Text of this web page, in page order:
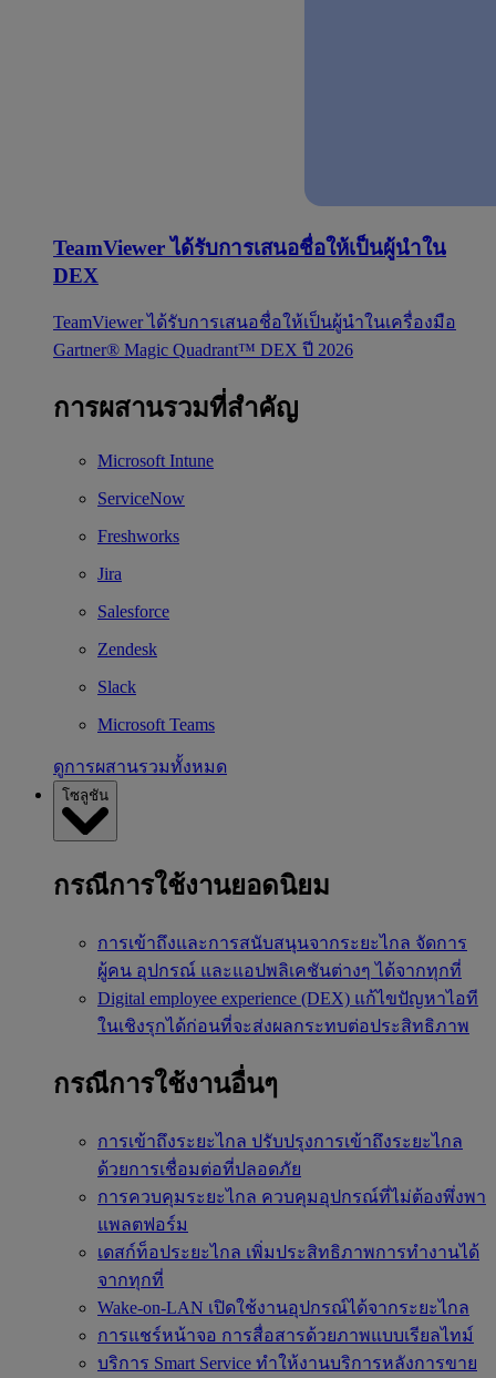
TeamViewer ได้รับการเสนอชื่อให้เป็นผู้นำใน
DEX
TeamViewer ได้รับการเสนอชื่อให้เป็นผู้นำในเครื่องมือ
Gartner® Magic Quadrant™ DEX ปี 2026
การผสานรวมที่สำคัญ
Microsoft Intune
ServiceNow
Freshworks
Jira
Salesforce
Zendesk
Slack
Microsoft Teams
ดูการผสานรวมทั้งหมด
โซลูชัน
กรณีการใช้งานยอดนิยม
การเข้าถึงและการสนับสนุนจากระยะไกล จัดการ
ผู้คน อุปกรณ์ และแอปพลิเคชันต่างๆ ได้จากทุกที่
Digital employee experience (DEX) แก้ไขปัญหาไอที
ในเชิงรุกได้ก่อนที่จะส่งผลกระทบต่อประสิทธิภาพ
กรณีการใช้งานอื่นๆ
การเข้าถึงระยะไกล ปรับปรุงการเข้าถึงระยะไกล
ด้วยการเชื่อมต่อที่ปลอดภัย
การควบคุมระยะไกล ควบคุมอุปกรณ์ที่ไม่ต้องพึ่งพา
แพลตฟอร์ม
เดสก์ท็อประยะไกล เพิ่มประสิทธิภาพการทำงานได้
จากทุกที่
Wake-on-LAN เปิดใช้งานอุปกรณ์ได้จากระยะไกล
การแชร์หน้าจอ การสื่อสารด้วยภาพแบบเรียลไทม์
บริการ Smart Service ทำให้งานบริการหลังการขาย